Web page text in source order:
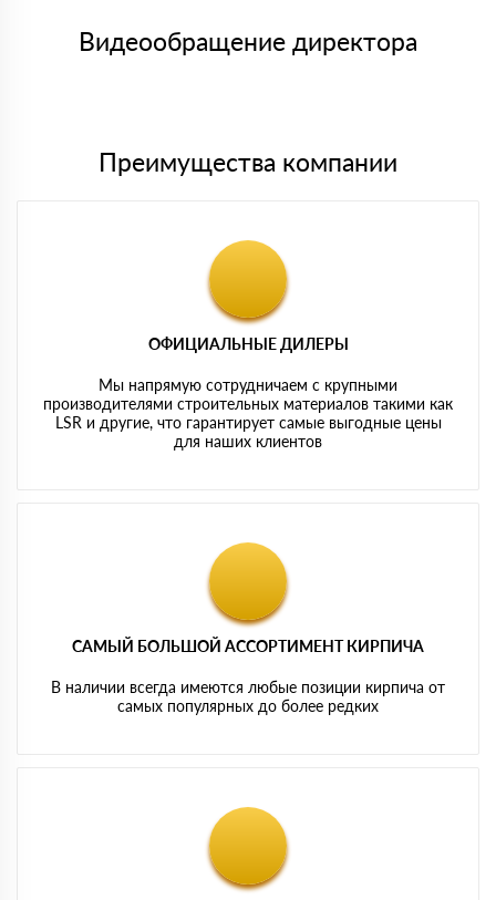
либо Вы забираете товар со склада самовывоза.
Видеообращение директора
Преимущества компании
ОФИЦИАЛЬНЫЕ ДИЛЕРЫ
Мы напрямую сотрудничаем с крупными
производителями строительных материалов такими как
LSR и другие, что гарантирует самые выгодные цены
для наших клиентов
САМЫЙ БОЛЬШОЙ АССОРТИМЕНТ КИРПИЧА
В наличии всегда имеются любые позиции кирпича от
самых популярных до более редких